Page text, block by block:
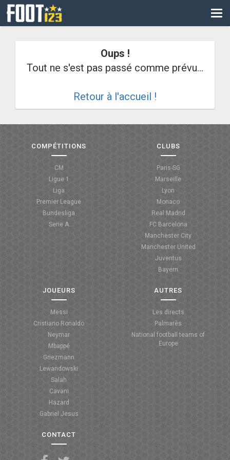
CM
COUPE DE FRANCE
COUPE DE LA LIGUE
Oups !
Tout ne s'est pas passé comme prévu...
Retour à l'accueil !
COMPÉTITIONS
CM
Ligue 1
Liga
Premier League
Bundesliga
Serie A
CLUBS
Paris-SG
Marseille
Lyon
Monaco
Real Madrid
FC Barcelona
Manchester City
Manchester United
Juventus
Bayern
JOUEURS
Messi
Cristiano Ronaldo
Neymar
Mbappé
Griezmann
Lewandowski
Salah
Cavani
Hazard
Gabriel Jesus
AUTRES
Les directs
Palmarès
National football teams of
Europe
CONTACT